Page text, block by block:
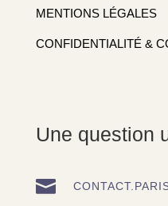
MENTIONS LÉGALES
CONFIDENTIALITÉ &
Une question
